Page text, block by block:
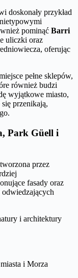
doskonały przykład
pominąć Barri
uliczki oraz
oferując
pełne sklepów,
również budzi
wyjątkowe miasto,
przenikają,
Park Güell i
przez
fasady oraz
i architektury
i Morza